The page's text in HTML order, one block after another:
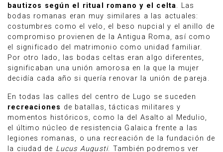
bautizos según el ritual romano y el celta. Las
bodas romanas eran muy similares a las actuales:
costumbres como el velo, el beso nupcial y el anillo de
compromiso provienen de la Antigua Roma, así como
el significado del matrimonio como unidad familiar.
Por otro lado, las bodas celtas eran algo diferentes,
significaban una unión amorosa en la que la mujer
decidía cada año si quería renovar la unión de pareja.
En todas las calles del centro de Lugo se suceden
recreaciones de batallas, tácticas militares y
momentos históricos, como la del Asalto al Medulio,
el último núcleo de resistencia Galaica frente a las
legiones romanas, o una recreación de la fundación de
la ciudad de Lucus Augusti. También podremos ver